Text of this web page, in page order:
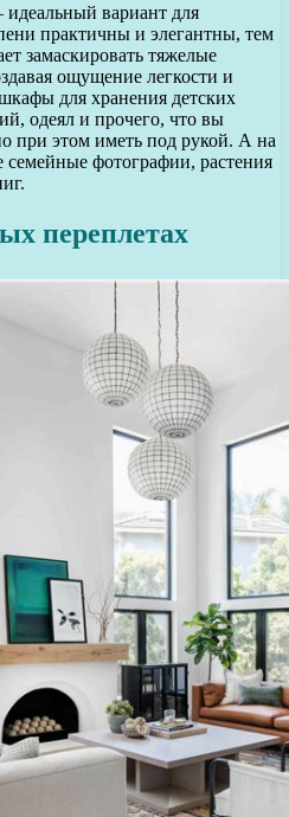
вариант для
практичны и элегантны, тем
замаскировать тяжелые
ощущение легкости и
для хранения детских
одеял и прочего, что вы
при этом иметь под рукой. А на
семейные фотографии, растения
переплетах